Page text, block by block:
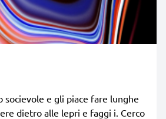
socievole e gli piace fare lunghe
dietro alle lepri e faggi i. Cerco